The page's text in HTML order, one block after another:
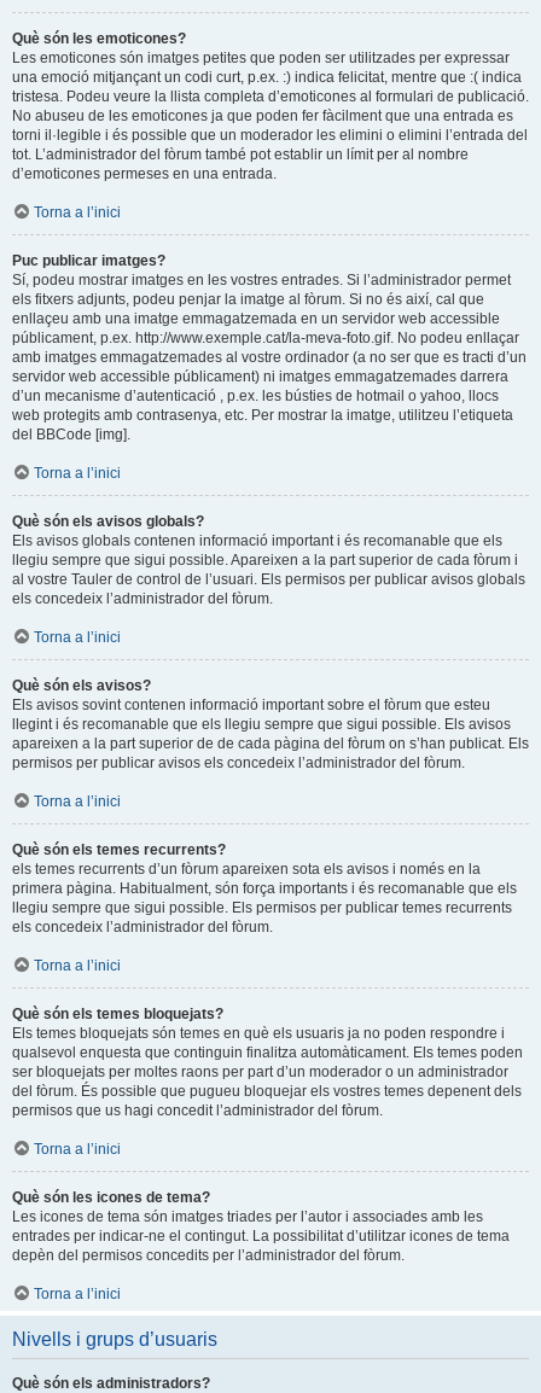
Què són les emoticones?
Les emoticones són imatges petites que poden ser utilitzades per expressar
una emoció mitjançant un codi curt, p.ex. :) indica felicitat, mentre que :( indica
tristesa. Podeu veure la llista completa d’emoticones al formulari de publicació.
No abuseu de les emoticones ja que poden fer fàcilment que una entrada es
torni il·legible i és possible que un moderador les elimini o elimini l’entrada del
tot. L’administrador del fòrum també pot establir un límit per al nombre
d’emoticones permeses en una entrada.
Torna a l’inici
Puc publicar imatges?
Sí, podeu mostrar imatges en les vostres entrades. Si l’administrador permet
els fitxers adjunts, podeu penjar la imatge al fòrum. Si no és així, cal que
enllaçeu amb una imatge emmagatzemada en un servidor web accessible
públicament, p.ex. http://www.exemple.cat/la-meva-foto.gif. No podeu enllaçar
amb imatges emmagatzemades al vostre ordinador (a no ser que es tracti d’un
servidor web accessible públicament) ni imatges emmagatzemades darrera
d’un mecanisme d’autenticació , p.ex. les bústies de hotmail o yahoo, llocs
web protegits amb contrasenya, etc. Per mostrar la imatge, utilitzeu l’etiqueta
del BBCode [img].
Torna a l’inici
Què són els avisos globals?
Els avisos globals contenen informació important i és recomanable que els
llegiu sempre que sigui possible. Apareixen a la part superior de cada fòrum i
al vostre Tauler de control de l’usuari. Els permisos per publicar avisos globals
els concedeix l’administrador del fòrum.
Torna a l’inici
Què són els avisos?
Els avisos sovint contenen informació important sobre el fòrum que esteu
llegint i és recomanable que els llegiu sempre que sigui possible. Els avisos
apareixen a la part superior de de cada pàgina del fòrum on s’han publicat. Els
permisos per publicar avisos els concedeix l’administrador del fòrum.
Torna a l’inici
Què són els temes recurrents?
els temes recurrents d’un fòrum apareixen sota els avisos i només en la
primera pàgina. Habitualment, són força importants i és recomanable que els
llegiu sempre que sigui possible. Els permisos per publicar temes recurrents
els concedeix l’administrador del fòrum.
Torna a l’inici
Què són els temes bloquejats?
Els temes bloquejats són temes en què els usuaris ja no poden respondre i
qualsevol enquesta que continguin finalitza automàticament. Els temes poden
ser bloquejats per moltes raons per part d’un moderador o un administrador
del fòrum. És possible que pugueu bloquejar els vostres temes depenent dels
permisos que us hagi concedit l’administrador del fòrum.
Torna a l’inici
Què són les icones de tema?
Les icones de tema són imatges triades per l’autor i associades amb les
entrades per indicar-ne el contingut. La possibilitat d’utilitzar icones de tema
depèn del permisos concedits per l’administrador del fòrum.
Torna a l’inici
Nivells i grups d’usuaris
Què són els administradors?